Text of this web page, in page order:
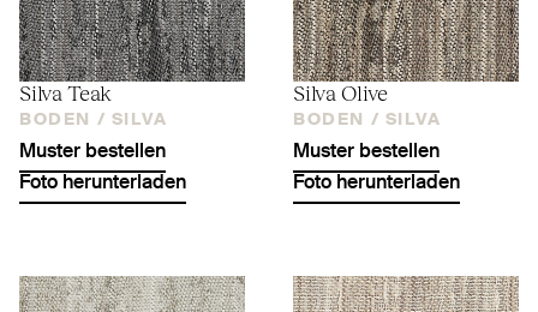
Silva Teak
BODEN / SILVA
Muster bestellen
Foto herunterladen
Silva Olive
BODEN / SILVA
Muster bestellen
Foto herunterladen